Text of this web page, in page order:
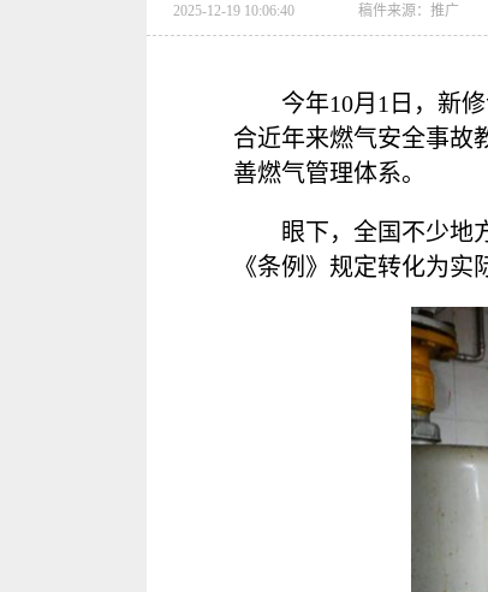
2025-12-19 10:06:40 稿件来源： 推广
今年10月1日，新
合近年来燃气安全事故
善燃气管理体系。
眼下，全国不少地
《条例》规定转化为